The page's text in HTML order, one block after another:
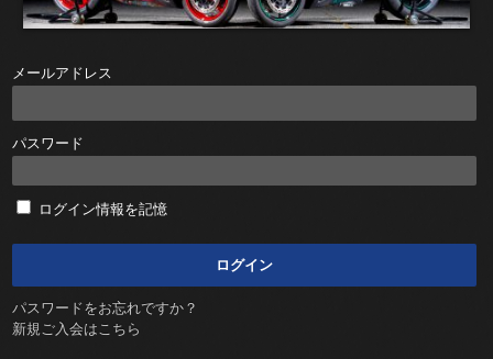
メールアドレス
パスワード
ログイン情報を記憶
パスワードをお忘れですか？
新規ご入会はこちら